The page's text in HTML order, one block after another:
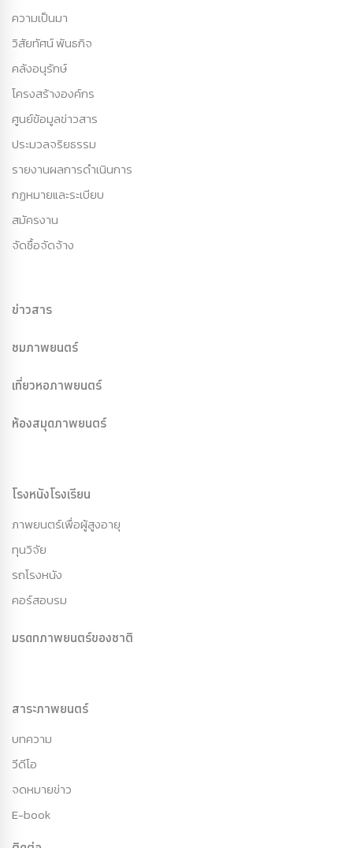
ความเป็นมา
วิสัยทัศน์ พันธกิจ
คลังอนุรักษ์
โครงสร้างองค์กร
ศูนย์ข้อมูลข่าวสาร
ประมวลจริยธรรม
รายงานผลการดำเนินการ
กฏหมายและระเบียบ
สมัครงาน
จัดซื้อจัดจ้าง
ข่าวสาร
ชมภาพยนตร์
เที่ยวหอภาพยนตร์
ห้องสมุดภาพยนตร์
โรงหนังโรงเรียน
ภาพยนตร์เพื่อผู้สูงอายุ
ทุนวิจัย
รถโรงหนัง
คอร์สอบรม
มรดกภาพยนตร์ของชาติ
สาระภาพยนตร์
บทความ
วีดีโอ
จดหมายข่าว
E-book